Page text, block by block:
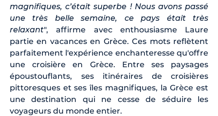
magnifiques, c’était superbe ! Nous avons passé
une très belle semaine, ce pays était très
relaxant", affirme avec enthousiasme Laure
partie en vacances en Grèce. Ces mots reflètent
parfaitement l'expérience enchanteresse qu'offre
une croisière en Grèce. Entre ses paysages
époustouflants, ses itinéraires de croisières
pittoresques et ses îles magnifiques, la Grèce est
une destination qui ne cesse de séduire les
voyageurs du monde entier.